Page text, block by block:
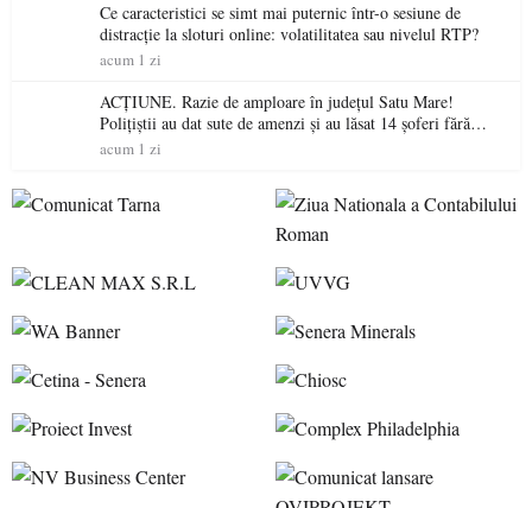
Ce caracteristici se simt mai puternic într-o sesiune de
distracție la sloturi online: volatilitatea sau nivelul RTP?
acum 1 zi
ACȚIUNE. Razie de amploare în județul Satu Mare!
Polițiștii au dat sute de amenzi și au lăsat 14 șoferi fără
permis într-o singură zi
acum 1 zi